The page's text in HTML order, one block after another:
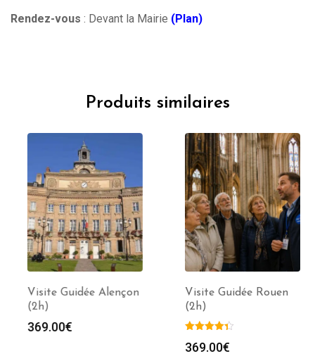
Rendez-vous : Devant la Mairie (Plan)
Produits similaires
Visite Guidée Alençon
(2h)
369.00€
Visite Guidée Rouen
(2h)
369.00€